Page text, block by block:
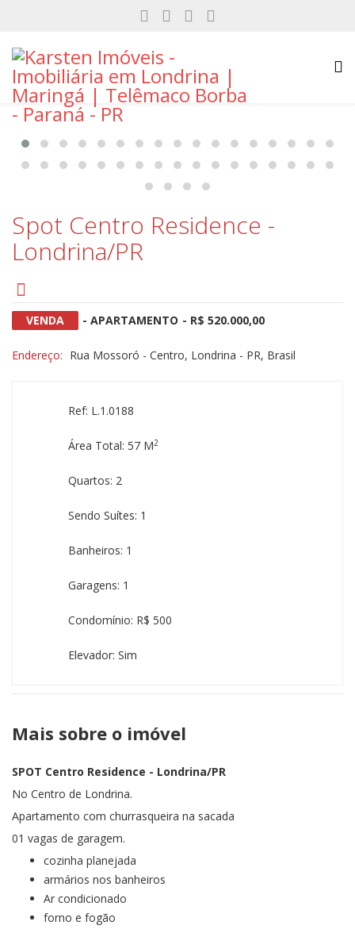
Spot Centro Residence -
Londrina/PR
VENDA - APARTAMENTO - R$ 520.000,00
Endereço: Rua Mossoró - Centro, Londrina - PR, Brasil
Ref: L.1.0188
Área Total: 57 M2
Quartos: 2
Sendo Suítes: 1
Banheiros: 1
Garagens: 1
Condomínio: R$ 500
Elevador: Sim
Mais sobre o imóvel
SPOT Centro Residence - Londrina/PR
No Centro de Londrina.
Apartamento com churrasqueira na sacada
01 vagas de garagem.
cozinha planejada
armários nos banheiros
Ar condicionado
forno e fogão